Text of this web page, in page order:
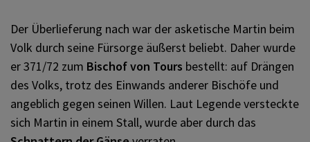
Der Überlieferung nach war der asketische Martin beim
Volk durch seine Fürsorge äußerst beliebt. Daher wurde
er 371/72 zum Bischof von Tours bestellt: auf Drängen
des Volks, trotz des Einwands anderer Bischöfe und
angeblich gegen seinen Willen. Laut Legende versteckte
sich Martin in einem Stall, wurde aber durch das